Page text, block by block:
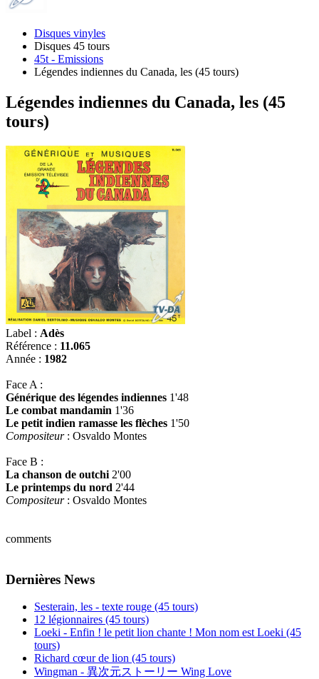
Disques vinyles
Disques 45 tours
45t - Emissions
Légendes indiennes du Canada, les (45 tours)
Légendes indiennes du Canada, les (45
tours)
Label : Adès
Référence : 11.065
Année : 1982
Face A :
Générique des légendes indiennes 1'48
Le combat mandamin 1'36
Le petit indien ramasse les flèches 1'50
Compositeur: Osvaldo Montes
Face B :
La chanson de outchi 2'00
Le printemps du nord 2'44
Compositeur: Osvaldo Montes
comments
Dernières News
Sesterain, les - texte rouge (45 tours)
12 légionnaires (45 tours)
Loeki - Enfin ! le petit lion chante ! Mon nom est Loeki (45
tours)
Richard cœur de lion (45 tours)
Wingman - 異次元ストーリー Wing Love